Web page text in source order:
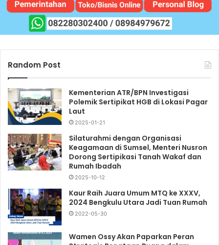
Random Post
Kementerian ATR/BPN Investigasi
Polemik Sertipikat HGB di Lokasi Pagar
Laut
2025-01-21
Silaturahmi dengan Organisasi
Keagamaan di Sumsel, Menteri Nusron
Dorong Sertipikasi Tanah Wakaf dan
Rumah Ibadah
2025-10-12
Kaur Raih Juara Umum MTQ ke XXXV,
2024 Bengkulu Utara Jadi Tuan Rumah
2022-05-30
Wamen Ossy Akan Paparkan Peran